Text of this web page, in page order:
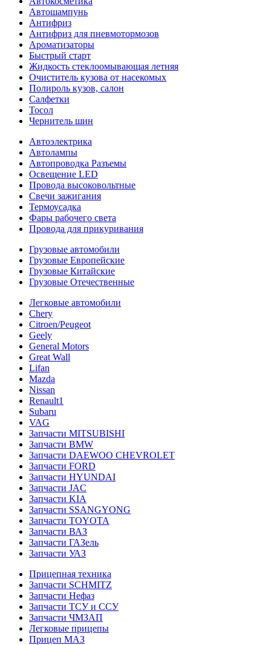
Автошампунь
Антифриз
Антифриз для пневмотормозов
Ароматизаторы
Быстрый старт
Жидкость стеклоомывающая летняя
Очиститель кузова от насекомых
Полироль кузов, салон
Салфетки
Тосол
Чернитель шин
Автоэлектрика
Автолампы
Автопроводка Разъемы
Освещение LED
Провода высоковольтные
Свечи зажигания
Термоусадка
Фары рабочего света
Провода для прикуривания
Грузовые автомобили
Грузовые Европейские
Грузовые Китайские
Грузовые Отечественные
Легковые автомобили
Chery
Citroen/Peugeot
Geely
General Motors
Great Wall
Lifan
Mazda
Nissan
Renault1
Subaru
VAG
Запчасти MITSUBISHI
Запчасти BMW
Запчасти DAEWOO CHEVROLET
Запчасти FORD
Запчасти HYUNDAI
Запчасти JAC
Запчасти KIA
Запчасти SSANGYONG
Запчасти TOYOTA
Запчасти ВАЗ
Запчасти ГАЗель
Запчасти УАЗ
Прицепная техника
Запчасти SCHMITZ
Запчасти Нефаз
Запчасти ТСУ и ССУ
Запчасти ЧМЗАП
Легковые прицепы
Прицеп МАЗ